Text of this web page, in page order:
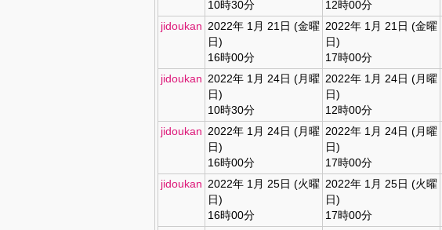
10時30分
12時00分
jidoukan 2022年 1月 21日 (金曜
日)
16時00分
2022年 1月 21日 (金曜
日)
17時00分
jidoukan 2022年 1月 24日 (月曜
日)
10時30分
2022年 1月 24日 (月曜
日)
12時00分
jidoukan 2022年 1月 24日 (月曜
日)
16時00分
2022年 1月 24日 (月曜
日)
17時00分
jidoukan 2022年 1月 25日 (火曜
日)
16時00分
2022年 1月 25日 (火曜
日)
17時00分